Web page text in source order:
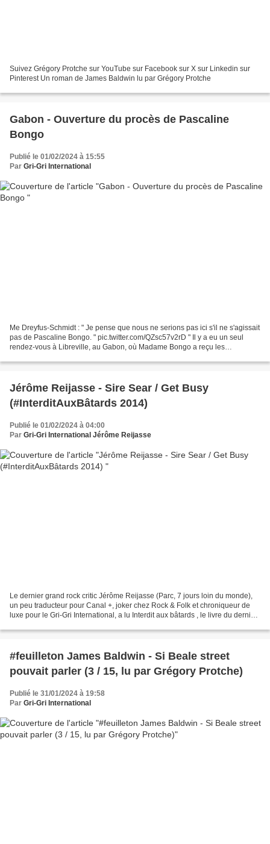
Suivez Grégory Protche sur YouTube sur Facebook sur X sur Linkedin sur
Pinterest Un roman de James Baldwin lu par Grégory Protche
Gabon - Ouverture du procès de Pascaline
Bongo
Publié le 01/02/2024 à 15:55
Par Gri-Gri International
Me Dreyfus-Schmidt : " Je pense que nous ne serions pas ici s'il ne s'agissait
pas de Pascaline Bongo. " pic.twitter.com/QZsc57v2rD " Il y a eu un seul
rendez-vous à Libreville, au Gabon, où Madame Bongo a reçu les
Jérôme Reijasse - Sire Sear / Get Busy
(#InterditAuxBâtards 2014)
Publié le 01/02/2024 à 04:00
Par Gri-Gri International Jérôme Reijasse
Le dernier grand rock critic Jérôme Reijasse (Parc, 7 jours loin du monde),
un peu traducteur pour Canal +, joker chez Rock & Folk et chroniqueur de
luxe pour le Gri-Gri International, a lu Interdit aux bâtards , le livre du dernier
#feuilleton James Baldwin - Si Beale street
pouvait parler (3 / 15, lu par Grégory Protche)
Publié le 31/01/2024 à 19:58
Par Gri-Gri International